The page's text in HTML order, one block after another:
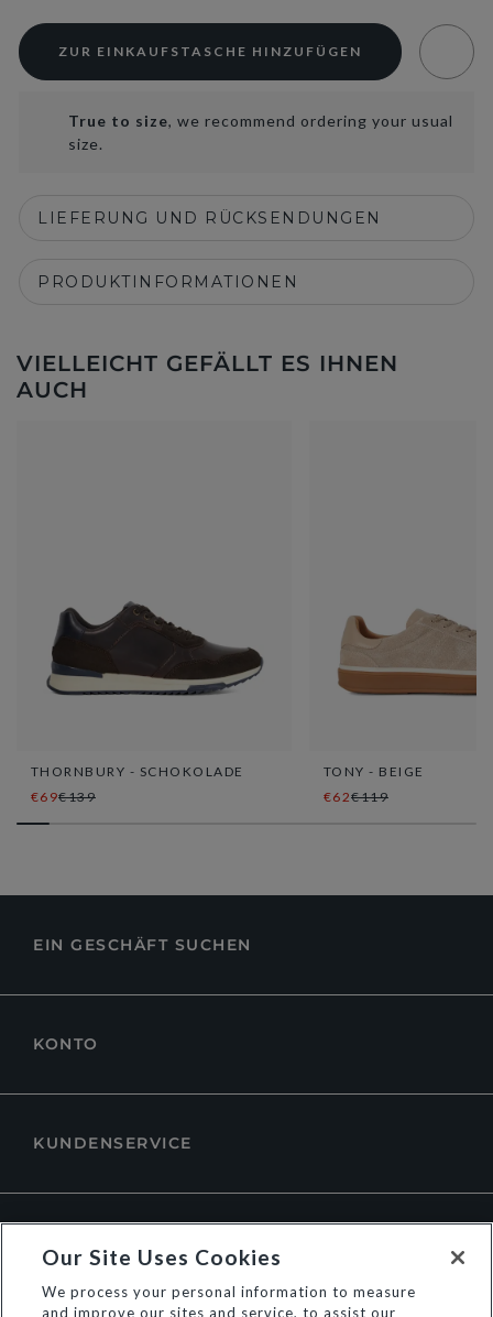
ZUR EINKAUFSTASCHE HINZUFÜGEN
True to size, we recommend ordering your usual
size.
LIEFERUNG UND RÜCKSENDUNGEN
PRODUKTINFORMATIONEN
VIELLEICHT GEFÄLLT ES IHNEN
AUCH
THORNBURY - SCHOKOLADE
€69€139
TONY - BEIGE
€62€119
EIN GESCHÄFT SUCHEN
KONTO
KUNDENSERVICE
Our Site Uses Cookies
We process your personal information to measure
and improve our sites and service, to assist our